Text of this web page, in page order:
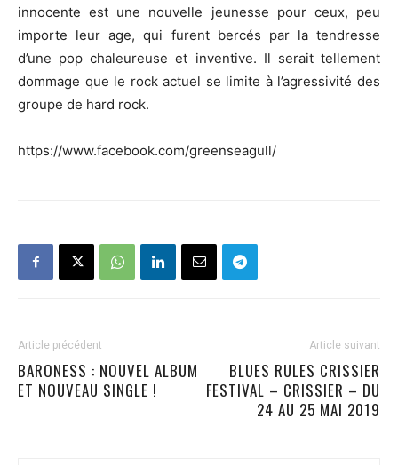
innocente est une nouvelle jeunesse pour ceux, peu
importe leur age, qui furent bercés par la tendresse
d’une pop chaleureuse et inventive. Il serait tellement
dommage que le rock actuel se limite à l’agressivité des
groupe de hard rock.
https://www.facebook.com/greenseagull/
Article précédent
BARONESS : NOUVEL ALBUM
ET NOUVEAU SINGLE !
Article suivant
BLUES RULES CRISSIER
FESTIVAL – CRISSIER – DU
24 AU 25 MAI 2019